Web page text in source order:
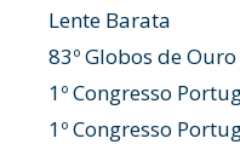
Lente Barata
83º Globos de Ouro
1º Congresso
1º Congresso